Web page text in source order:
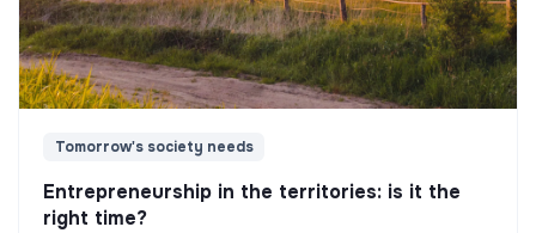
Tomorrow's society needs
Entrepreneurship in the territories: is it the
right time?